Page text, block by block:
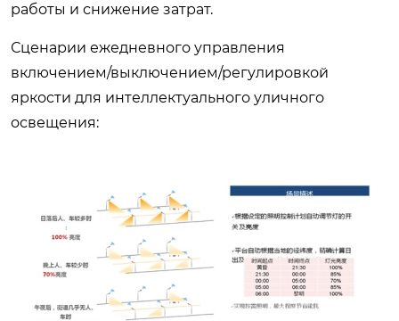
работы и снижение затрат.
Сценарии ежедневного управления
включением/выключением/регулировкой
яркости для интеллектуального уличного
освещения: